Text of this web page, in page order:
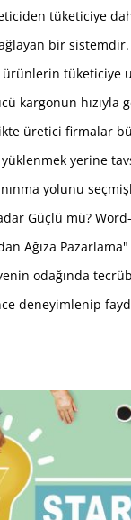
tüketiciye
bir
tüketiciye
kargonun hızıyla
üretici firmalar
yerine
yolunu
Güçlü mü?
Ağıza
odağında
deneyimlenip